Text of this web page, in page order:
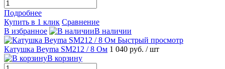
Подробнее
Купить в 1 клик Сравнение
В избранное
В наличии
Быстрый просмотр
Катушка Beyma SM212 / 8 Ом 1 040 руб. / шт
В корзину